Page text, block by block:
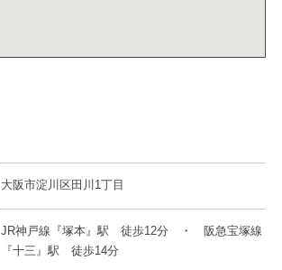
大阪市淀川区田川1丁目
JR神戸線『塚本』駅 徒歩12分 ・ 阪急宝塚線
『十三』駅 徒歩14分